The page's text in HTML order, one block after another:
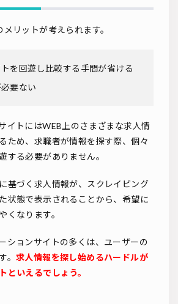
リットが考えられます。
を回遊し比較する手間が省ける
要ない
イトにはWEB上のさまざまな求人情
ため、求職者が情報を探す際、個々
する必要がありません。
基づく求人情報が、スクレイピング
状態で表示されることから、希望に
くなります。
ションサイトの多くは、ユーザーの
。 求人情報を探し始めるハードルが
といえるでしょう。